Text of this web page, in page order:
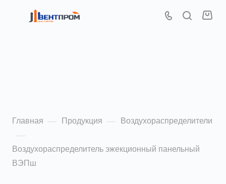
Главная — Продукция — Воздухораспределители
—
Воздухораспределитель эжекционный панельный
ВЭПш